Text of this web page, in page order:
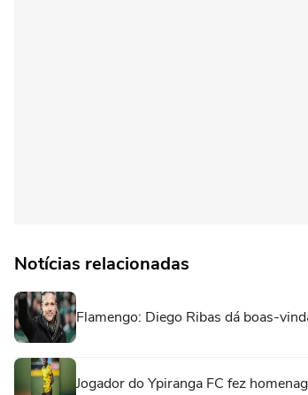
Notícias relacionadas
Flamengo: Diego Ribas dá boas-
Jogador do Ypiranga FC fez